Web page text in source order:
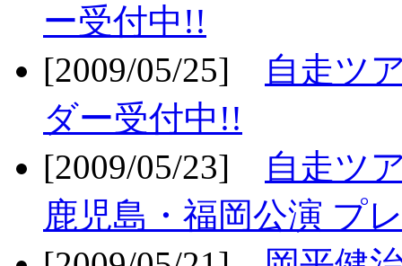
ー受付中!!
[2009/05/25]
自走ツ
ダー受付中!!
[2009/05/23]
自走ツ
鹿児島・福岡公演 プ